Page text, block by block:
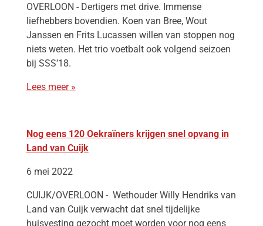
OVERLOON - Dertigers met drive. Immense
liefhebbers bovendien. Koen van Bree, Wout
Janssen en Frits Lucassen willen van stoppen nog
niets weten. Het trio voetbalt ook volgend seizoen
bij SSS’18.
Lees meer »
Nog eens 120 Oekraïners krijgen snel opvang in
Land van Cuijk
6 mei 2022
CUIJK/OVERLOON - Wethouder Willy Hendriks van
Land van Cuijk verwacht dat snel tijdelijke
huisvesting gezocht moet worden voor nog eens